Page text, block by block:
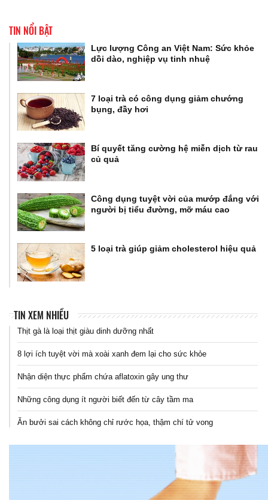
TIN NỔI BẬT
Lực lượng Công an Việt Nam: Sức khỏe
dồi dào, nghiệp vụ tinh nhuệ
7 loại trà có công dụng giảm chướng
bụng, đầy hơi
Bí quyết tăng cường hệ miễn dịch từ rau
củ quả
Công dụng tuyệt vời của mướp đắng với
người bị tiểu đường, mỡ máu cao
5 loại trà giúp giảm cholesterol hiệu quả
TIN XEM NHIỀU
Thịt gà là loại thịt giàu dinh dưỡng nhất
8 lợi ích tuyệt vời mà xoài xanh đem lại cho sức khỏe
Nhận diện thực phẩm chứa aflatoxin gây ung thư
Những công dụng ít người biết đến từ cây tầm ma
Ăn bưởi sai cách không chỉ rước họa, thậm chí tử vong